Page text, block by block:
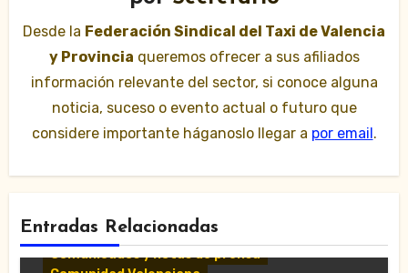
Desde la Federación Sindical del Taxi de Valencia
y Provincia queremos ofrecer a sus afiliados
información relevante del sector, si conoce alguna
noticia, suceso o evento actual o futuro que
considere importante háganoslo llegar a por email.
Entradas Relacionadas
Comunicados y notas de prensa